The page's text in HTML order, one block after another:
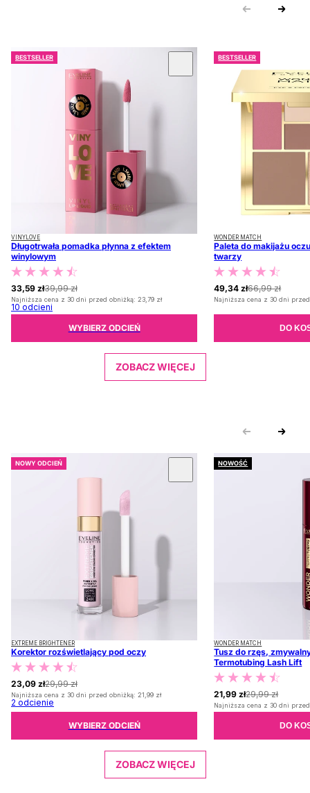
BESTSELLER
VINYLOVE
Długotrwała pomadka płynna z efektem
winylowym
39,99 zł
33,59 zł
Najniższa cena z 30 dni przed obniżką: 23,79 zł
10 odcieni
WYBIERZ ODCIEŃ
BESTSELLER
WONDER MATCH
Paleta do makijażu
twarzy
66,99 zł
49,34 zł
Najniższa cena z 30 dni
DO
ZOBACZ WIĘCEJ
NOWY ODCIEŃ
EXTREME BRIGHTENER
Korektor rozświetlający pod oczy
29,99 zł
23,09 zł
Najniższa cena z 30 dni przed obniżką: 21,99 zł
2 odcienie
WYBIERZ ODCIEŃ
NOWOŚĆ
WONDER MATCH
Tusz do rzęs,
Termotubing Lash Lift
29,99 zł
21,99 zł
Najniższa cena z 30 dni
DO
ZOBACZ WIĘCEJ